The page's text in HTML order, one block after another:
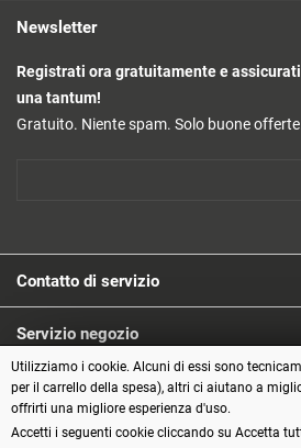
Newsletter
Registrati ora gratuitamente e
una tantum!
Gratuito. Niente spam. Solo buone
Contatto di servizio
Servizio negozio
Informazioni
Metodi di pagamento
Utilizziamo i cookie. Alcuni di essi sono
per il carrello della spesa), altri ci aiutano a
offrirti una migliore esperienza d'uso.
Accetti i seguenti cookie cliccando su Accetta